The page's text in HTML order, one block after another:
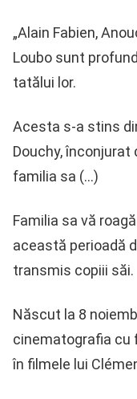
„Alain Fabien,
Loubo sunt
tatălui lor.
Acesta s-a stins
Douchy, înconjurat
familia sa (…)
Familia sa vă
această perioadă
transmis copiii săi.
Născut la 8
cinematografia cu
în filmele lui